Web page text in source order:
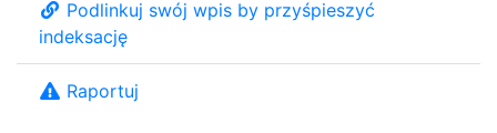
Podlinkuj swój wpis by przyśpieszyć
indeksację
Raportuj